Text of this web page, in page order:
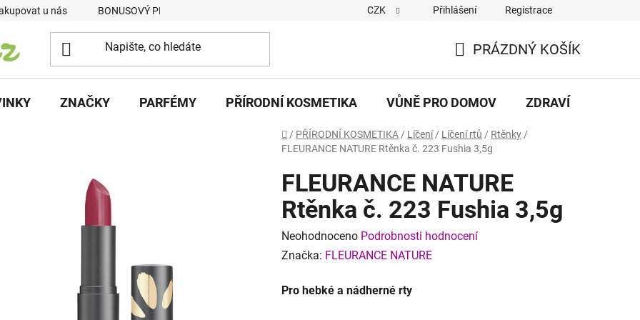
u nás BONUSOVÝ PROGRAM Podmínky vrácení peněz/Reklamační řád Dodací a platební podmínky
CZK Přihlášení Registrace
KOŠÍK
PRÁZDNÝ KOŠÍK
ZNAČKY PARFÉMY PŘÍRODNÍ KOSMETIKA VŮNĚ PRO DOMOV ZDRAVÍ
Domů
/ PŘÍRODNÍ KOSMETIKA / Líčení / Líčení rtů / Rtěnky /
FLEURANCE NATURE Rtěnka č. 223 Fushia 3,5g
FLEURANCE NATURE
Rtěnka č. 223 Fushia 3,5g
Průměrné
hodnocení
je
Neohodnoceno Podrobnosti hodnocení
Značka: FLEURANCE NATURE
Pro hebké a nádherné rty